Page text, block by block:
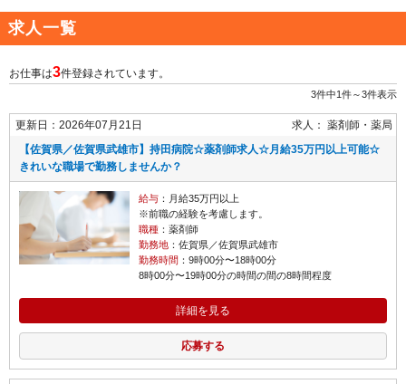
求人一覧
お仕事は3件登録されています。
3件中1件～3件表示
更新日：2026年07月21日 求人： 薬剤師
薬局
【佐賀県／佐賀県武雄市】持田病院☆薬剤師求人☆月給35万円以上可能☆
きれいな職場で勤務しませんか？
給与：月給35万円以上
※前職の経験を考慮します。
職種：薬剤師
勤務地：佐賀県／佐賀県武雄市
勤務時間 ：9時00分〜18時00分
8時00分〜19時00分の時間の間の8時間程度
詳細を見る
応募する